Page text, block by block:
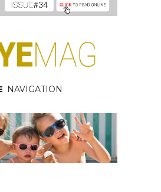
NAVIGATION